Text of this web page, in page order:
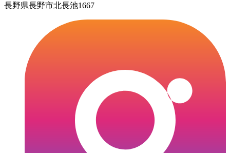
長野県長野市北長池1667